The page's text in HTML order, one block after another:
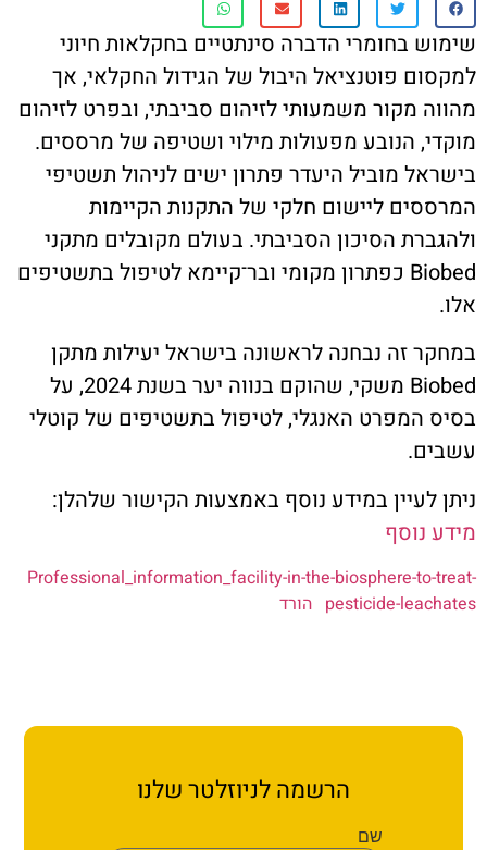
ארגון עובדי הפלחה
בחומרי הדברה סינתטיים בחקלאות חיוני
פוטנציאל היבול של הגידול החקלאי, אך
מקור משמעותי לזיהום סביבתי, ובפרט לזיהום
הנובע מפעולות מילוי ושטיפה של מרססים.
מוביל היעדר פתרון ישים לניהול תשטיפי
ליישום חלקי של התקנות הקיימות
הסיכון הסביבתי. בעולם מקובלים מתקני
Biobed כפתרון מקומי ובר־קיימא לטיפול בתשטיפים
זה נבחנה לראשונה בישראל יעילות מתקן
Biobed משקי, שהוקם בנווה יער בשנת 2024, על
האנגלי, לטיפול בתשטיפים של קוטלי
במידע נוסף באמצעות הקישור שלהלן:
Professional_information_facility-in-the-biosphere-
pesticide- הורד
הרשמה לניוזלטר שלנו